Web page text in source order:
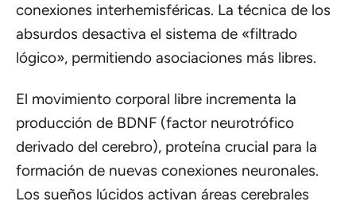
conexiones interhemisféricas. La técnica de los
absurdos desactiva el sistema de «filtrado
lógico», permitiendo asociaciones más libres.
El movimiento corporal libre incrementa la
producción de BDNF (factor neurotrófico
derivado del cerebro), proteína crucial para la
formación de nuevas conexiones neuronales.
Los sueños lúcidos activan áreas cerebrales